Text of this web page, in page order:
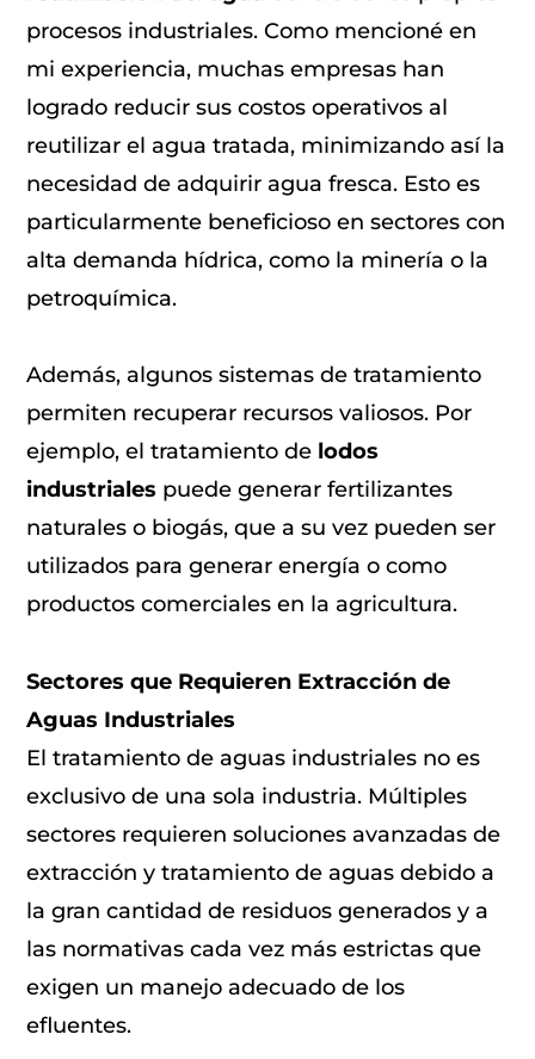
procesos industriales. Como mencioné en
mi experiencia, muchas empresas han
logrado reducir sus costos operativos al
reutilizar el agua tratada, minimizando así la
necesidad de adquirir agua fresca. Esto es
particularmente beneficioso en sectores con
alta demanda hídrica, como la minería o la
petroquímica.
Además, algunos sistemas de tratamiento
permiten recuperar recursos valiosos. Por
ejemplo, el tratamiento de lodos
industriales puede generar fertilizantes
naturales o biogás, que a su vez pueden ser
utilizados para generar energía o como
productos comerciales en la agricultura.
Sectores que Requieren Extracción de
Aguas Industriales
El tratamiento de aguas industriales no es
exclusivo de una sola industria. Múltiples
sectores requieren soluciones avanzadas de
extracción y tratamiento de aguas debido a
la gran cantidad de residuos generados y a
las normativas cada vez más estrictas que
exigen un manejo adecuado de los
efluentes.